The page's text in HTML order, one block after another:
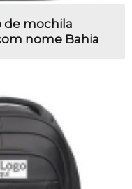
mochila
nome Bahia